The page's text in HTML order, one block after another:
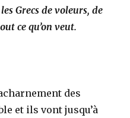
Grecs de voleurs, de
ce qu’on veut.
des
et ils vont jusqu’à